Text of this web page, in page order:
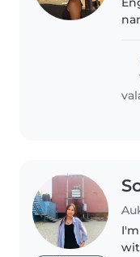
a